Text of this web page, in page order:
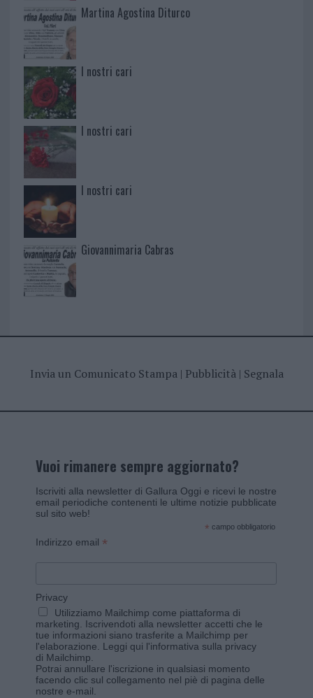
Martina Agostina Diturco
I nostri cari
I nostri cari
I nostri cari
Giovannimaria Cabras
Invia un Comunicato Stampa| Pubblicità| Segnala
Vuoi rimanere sempre aggiornato?
Iscriviti alla newsletter di Gallura Oggi e ricevi le nostre
email periodiche contenenti le ultime notizie pubblicate
sul sito web!
* campo obbligatorio
Indirizzo email *
Privacy
Utilizziamo Mailchimp come piattaforma di
marketing. Iscrivendoti alla newsletter accetti che le
tue informazioni siano trasferite a Mailchimp per
l'elaborazione. Leggi qui l'informativa sulla privacy
di Mailchimp.
Potrai annullare l'iscrizione in qualsiasi momento
facendo clic sul collegamento nel piè di pagina delle
nostre e-mail.